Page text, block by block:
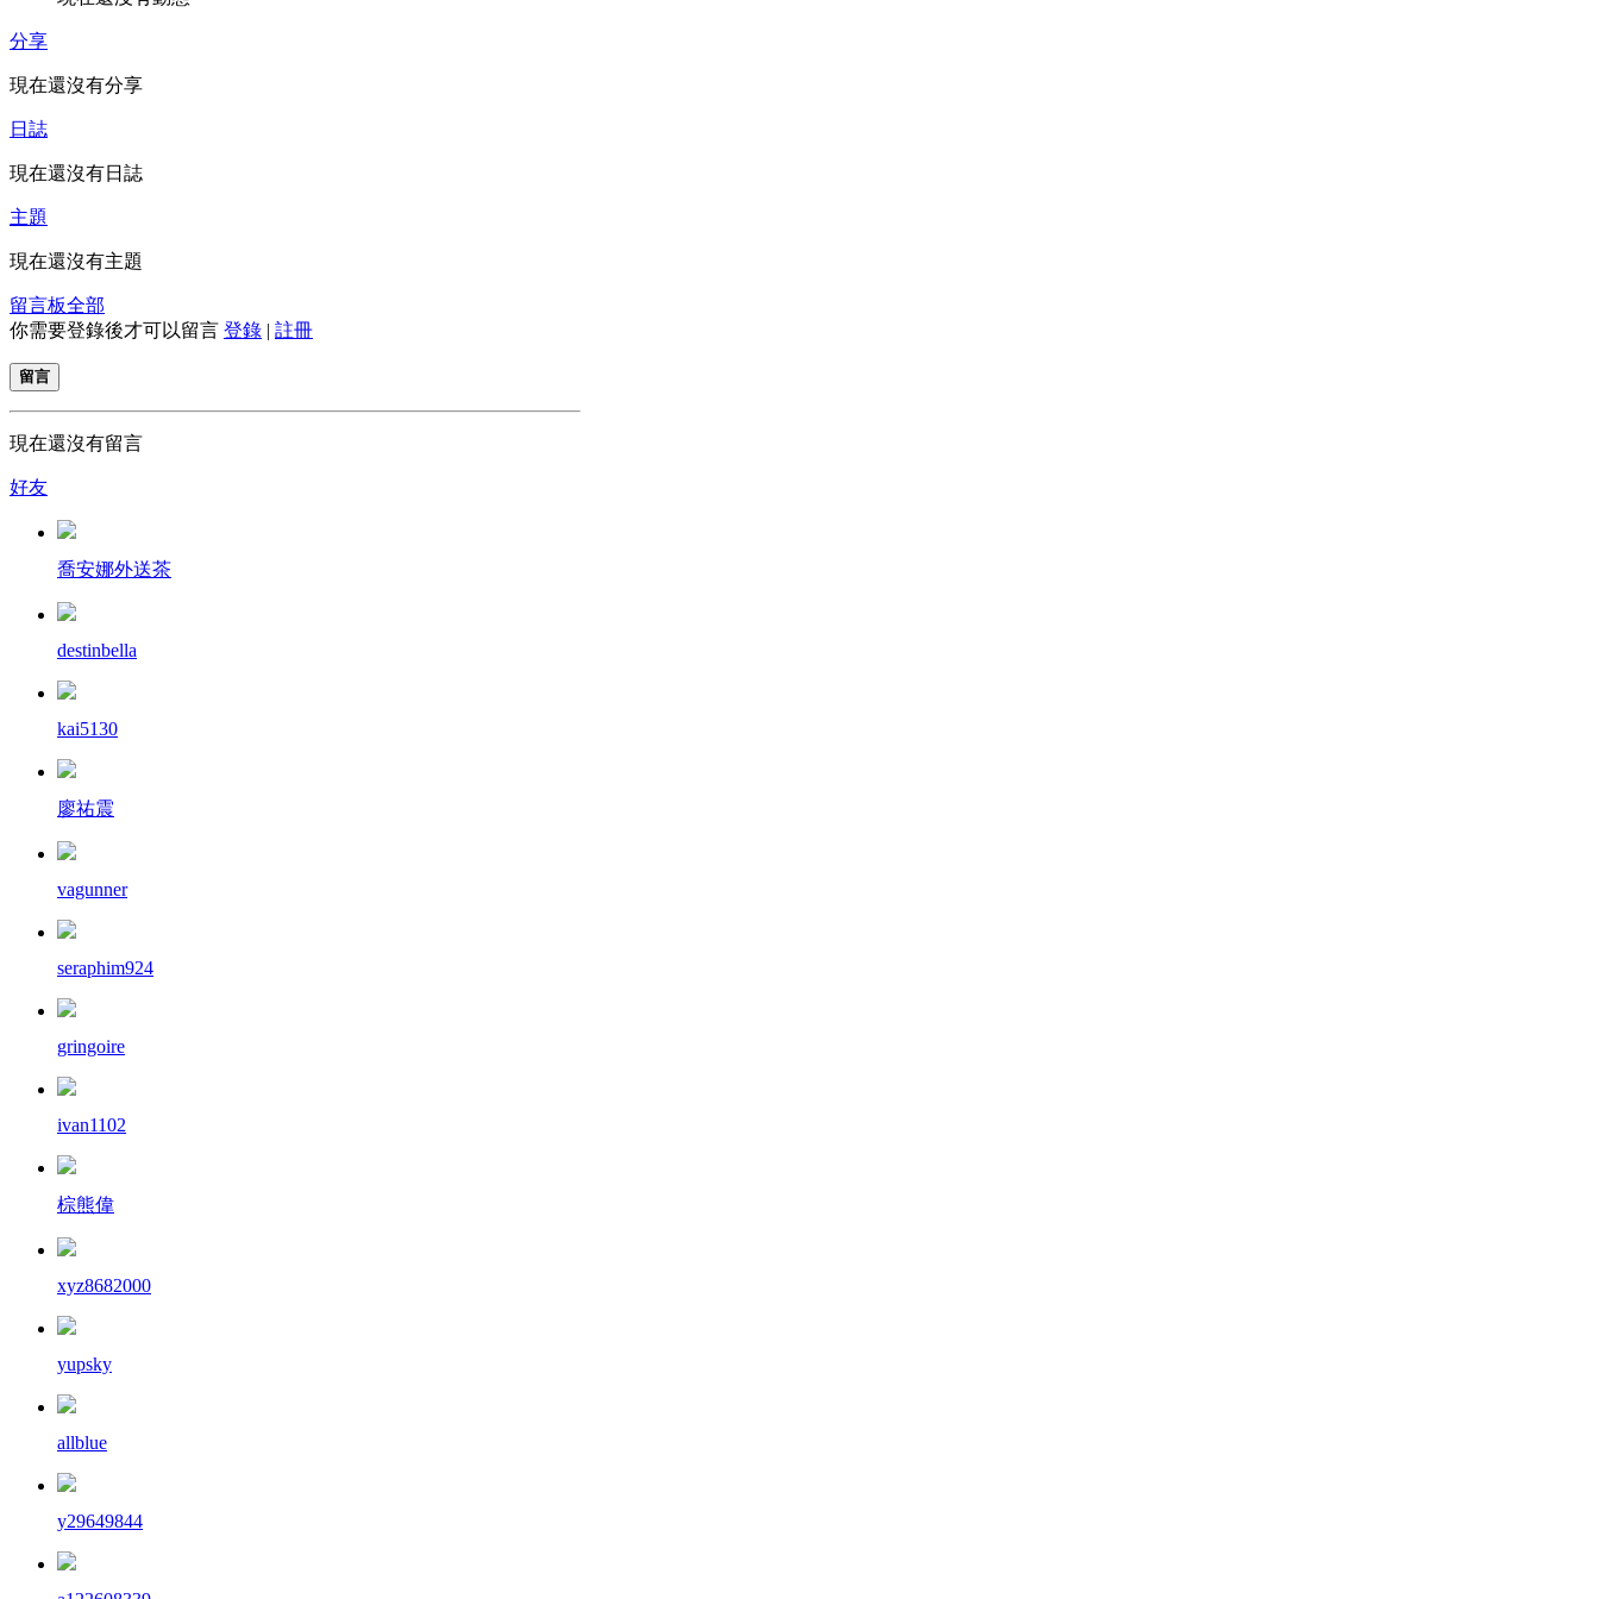
分享
現在還沒有分享
日誌
現在還沒有日誌
主題
現在還沒有主題
留言板全部
你需要登錄後才可以留言 登錄 | 註冊
留言
現在還沒有留言
好友
喬安娜外送茶
destinbella
kai5130
廖祐震
vagunner
seraphim924
gringoire
ivan1102
棕熊偉
xyz8682000
yupsky
allblue
y29649844